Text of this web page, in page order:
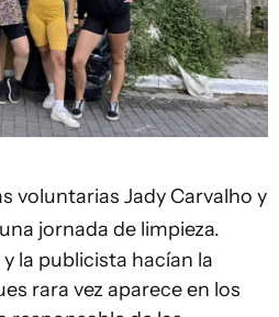
voluntarias Jady Carvalho y
jornada de limpieza.
la publicista hacían la
rara vez aparece en los